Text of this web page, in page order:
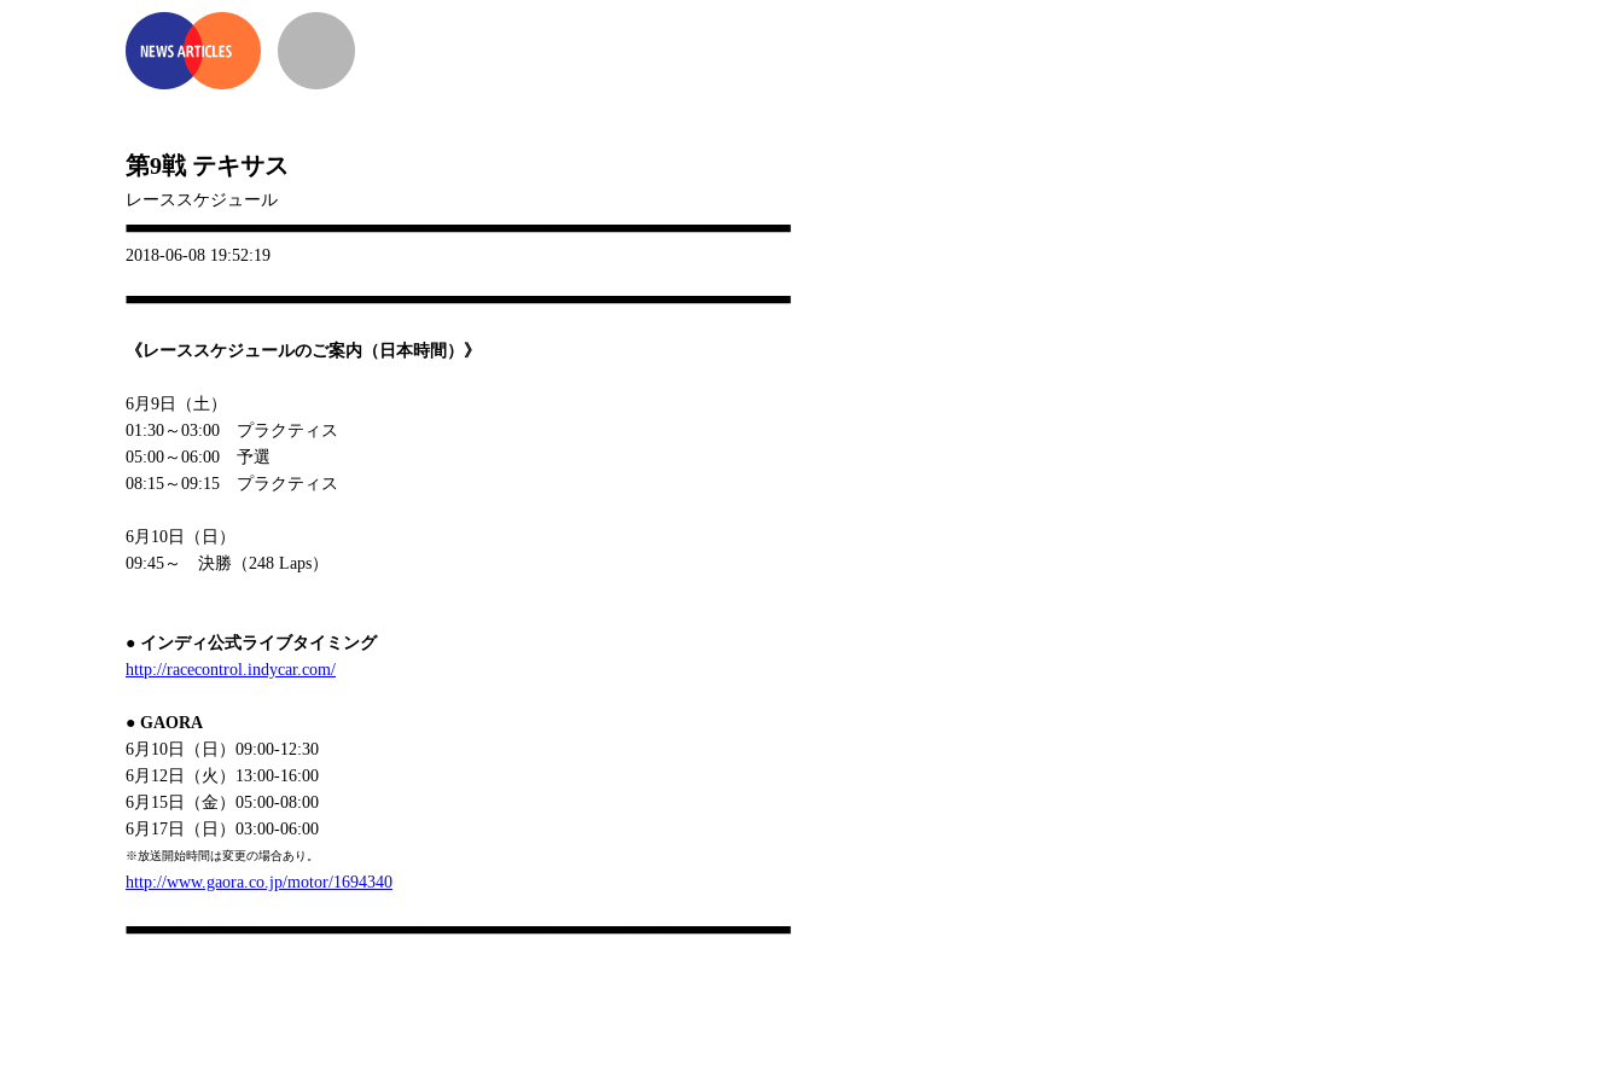
第9戦 テキサス
レーススケジュール
2018-06-08 19:52:19
《レーススケジュールのご案内（日本時間）》
6月9日（土）
01:30～03:00 プラクティス
05:00～06:00 予選
08:15～09:15 プラクティス
6月10日（日）
09:45～ 決勝（248 Laps）
● インディ公式ライブタイミング
http://racecontrol.indycar.com/
● GAORA
6月10日（日）09:00-12:30
6月12日（火）13:00-16:00
6月15日（金）05:00-08:00
6月17日（日）03:00-06:00
※放送開始時間は変更の場合あり。
http://www.gaora.co.jp/motor/1694340